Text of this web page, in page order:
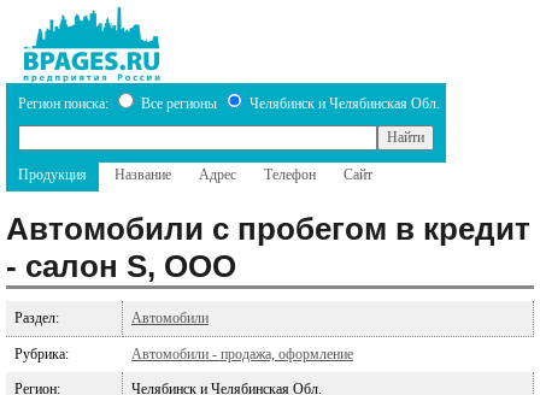
Регион поиска: Все регионы Челябинск и Челябинская Обл.
Продукция Название Адрес Телефон Сайт
Автомобили с пробегом в кредит
- салон S, ООО
Раздел: Автомобили
Рубрика: Автомобили - продажа, оформление
Регион: Челябинск и Челябинская Обл.